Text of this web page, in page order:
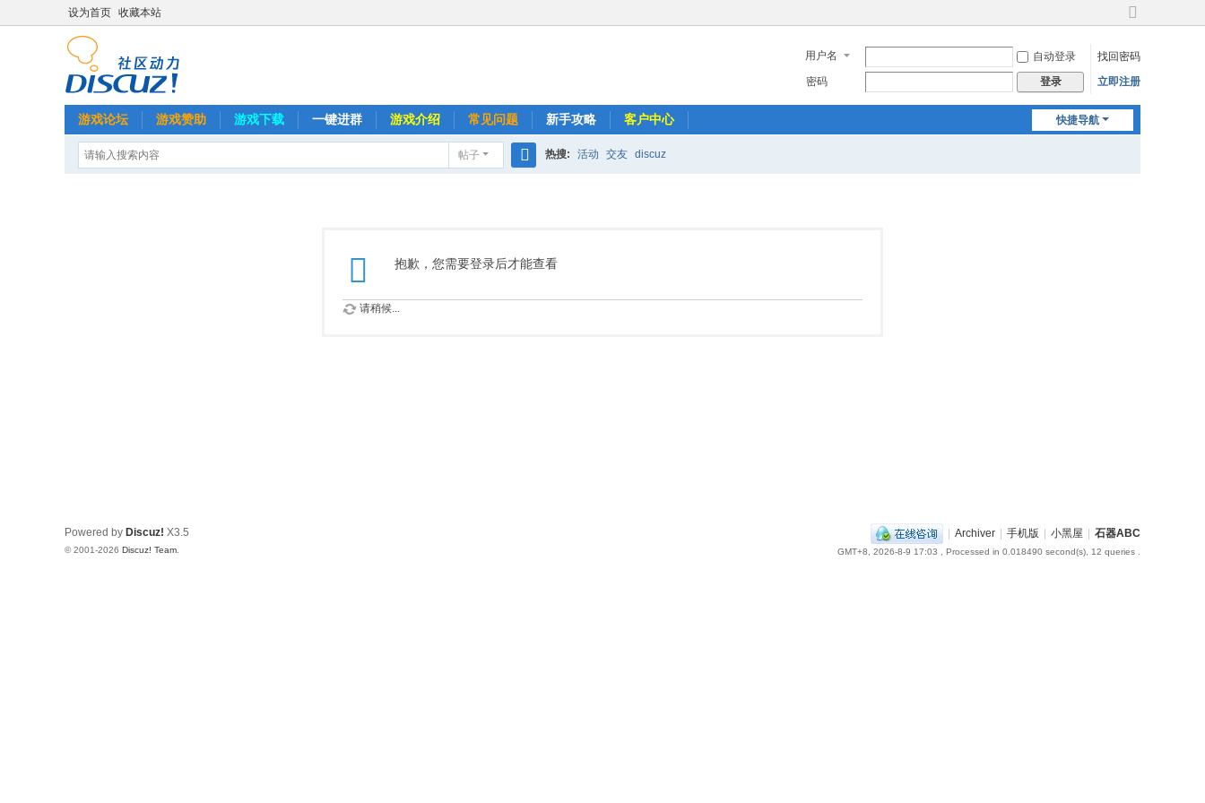
设为首页 收藏本站
切
到
宽
用户名 自动登录
找回密码
密码
登录 立即注册
快捷导航
游戏论坛 游戏赞助 游戏下载 一键进群 游戏介绍 常见问题 新手攻略 客户中心
帖子 热搜: 活动 交友 discuz
抱歉，您需要登录后才能查看
请稍候...
| Archiver | 手机版 | 小黑屋 | 石器ABC
GMT+8, 2026-8-9 17:03 , Processed in 0.018490 second(s), 12 queries .
Powered by Discuz! X3.5
© 2001-2026 Discuz! Team